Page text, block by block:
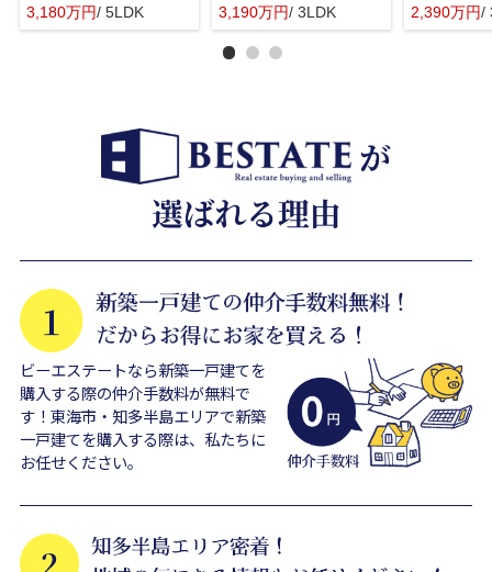
3,180万円/ 5LDK
3,190万円/ 3LDK 2,390万円/
ビーエステートなら新築一戸建てを
購入する際の仲介手数料が無料で
す！東海市・知多半島エリアで新築
一戸建てを購入する際は、私たちに
お任せください。